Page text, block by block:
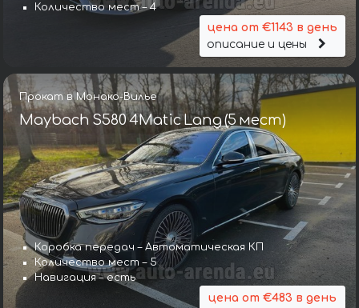
Количество мест – 4
цена от €1143 в день
описание и цены
Прокат в Монако-Вилье
Maybach S580 4Matic Lang (5 мест)
Коробка передач – Автоматическая КП
Количество мест – 5
Навигация – есть
цена от €483 в день